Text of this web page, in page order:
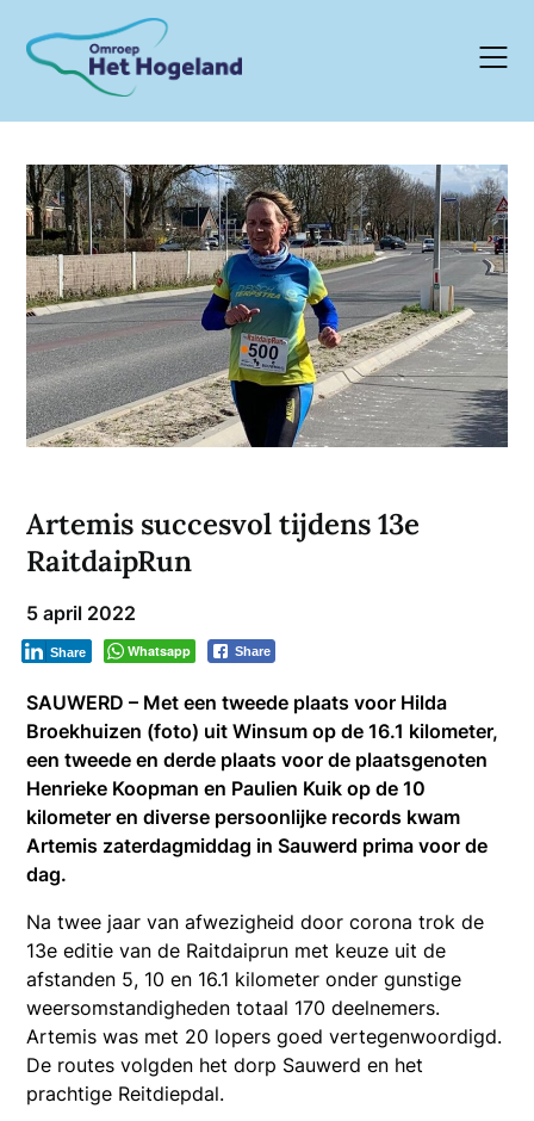
content
Artemis succesvol tijdens 13e
RaitdaipRun
5 april 2022
Whatsapp Share
Share
SAUWERD – Met een tweede plaats voor Hilda
Broekhuizen (foto) uit Winsum op de 16.1 kilometer,
een tweede en derde plaats voor de plaatsgenoten
Henrieke Koopman en Paulien Kuik op de 10
kilometer en diverse persoonlijke records kwam
Artemis zaterdagmiddag in Sauwerd prima voor de
dag.
Na twee jaar van afwezigheid door corona trok de
13e editie van de Raitdaiprun met keuze uit de
afstanden 5, 10 en 16.1 kilometer onder gunstige
weersomstandigheden totaal 170 deelnemers.
Artemis was met 20 lopers goed vertegenwoordigd.
De routes volgden het dorp Sauwerd en het
prachtige Reitdiepdal.